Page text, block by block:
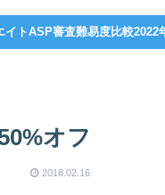
イトASP審査難易度比較2022
オフ
2018.02.16